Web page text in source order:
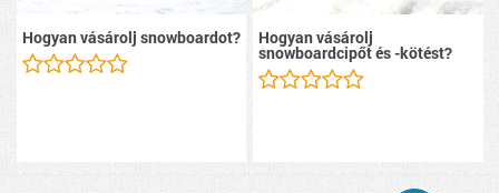
Hogyan vásárolj snowboardot? Hogyan vásárolj
snowboardcipőt és -kötést?